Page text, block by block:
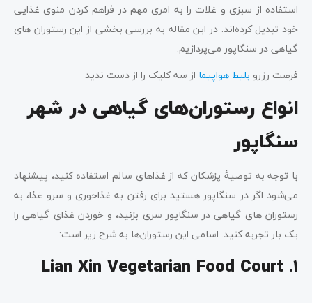
استفاده از سبزی و غلات را به امری مهم در فراهم کردن منوی غذایی
خود تبدیل کرده‌اند. در این مقاله به بررسی بخشی از این رستوران های
گیاهی در سنگاپور می‌پردازیم:
فرصت رزرو بلیط هواپیما از سه کلیک را از دست ندید
انواع رستوران‌های گیاهی در شهر
سنگاپور
با توجه به توصیۀ پزشکان که از غذاهای سالم استفاده کنید، پیشنهاد
می‌شود اگر در سنگاپور هستید برای رفتن به غذاحوری و سرو غذا، به
رستوران ‌های گیاهی در سنگاپور سری بزنید، و خوردن غذای گیاهی را
یک بار تجربه کنید. اسامی این رستوران‌ها به شرح زیر است:
Lian Xin Vegetarian Food Court .1